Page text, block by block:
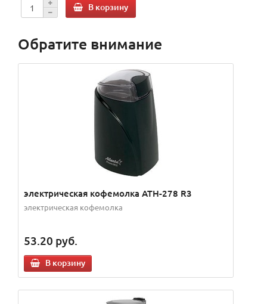
В корзину
Обратите внимание
электрическая кофемолка ATH-278 R3
электрическая кофемолка
53.20 руб.
В корзину